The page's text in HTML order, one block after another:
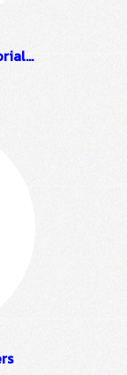
ระบบดิจิตอลทีวี "Paolo Memorial Hospital Phaholyothin" ติดตั้งโดย HSTN